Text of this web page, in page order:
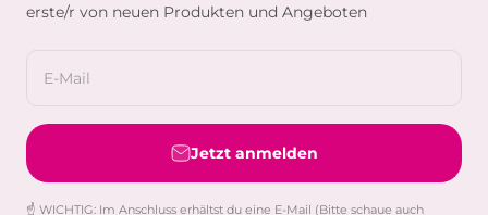
erste/r von neuen Produkten und Angeboten
E-Mail
Jetzt anmelden
☝️ WICHTIG: Im Anschluss erhältst du eine E-Mail (Bitte schaue auch